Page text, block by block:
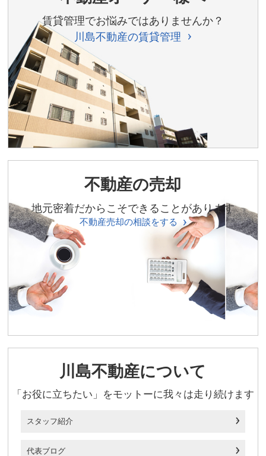
賃貸管理でお悩みではありませんか？
川島不動産の賃貸管理
不動産の売却
地元密着だからこそできることがあります
不動産売却の相談をする
川島不動産について
「お役に立ちたい」をモットーに我々は走り続けます
スタッフ紹介
代表ブログ